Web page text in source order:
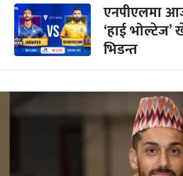
एनपीएलमा
‘हाई
भिडन्त